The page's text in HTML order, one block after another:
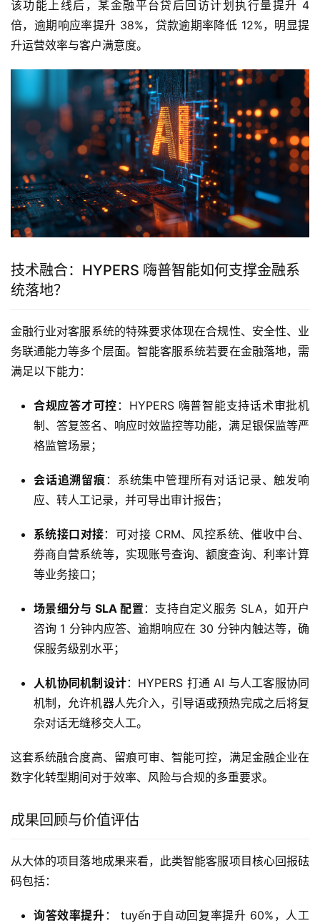
该功能上线后，某金融平台贷后回访计划执行量提升 4
倍，逾期响应率提升 38%，贷款逾期率降低 12%，明显提
升运营效率与客户满意度。
技术融合：HYPERS 嗨普智能如何支撑金融系
统落地？
金融行业对客服系统的特殊要求体现在合规性、安全性、业
务联通能力等多个层面。智能客服系统若要在金融落地，需
满足以下能力：
合规应答才可控 ：HYPERS 嗨普智能支持话术审批机
制、答复签名、响应时效监控等功能，满足银保监等严
格监管场景；
会话追溯留痕 ：系统集中管理所有对话记录、触发响
应、转人工记录，并可导出审计报告；
系统接口对接：可对接 CRM、风控系统、催收中台、
券商自营系统等，实现账号查询、额度查询、利率计算
等业务接口；
场景细分与 SLA 配置 ：支持自定义服务 SLA，如开户
咨询 1 分钟内应答、逾期响应在 30 分钟内触达等，确
保服务级别水平；
人机协同机制设计：HYPERS 打通 AI 与人工客服协同
机制，允许机器人先介入，引导语或预热完成之后将复
杂对话无缝移交人工。
这套系统融合度高、留痕可审、智能可控，满足金融企业在
数字化转型期间对于效率、风险与合规的多重要求。
成果回顾与价值评估
从大体的项目落地成果来看，此类智能客服项目核心回报砝
码包括：
询答效率提升 ： tuyến于自动回复率提升 60%，人工